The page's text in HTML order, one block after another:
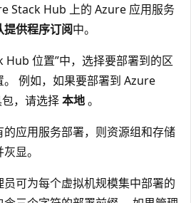
Stack Hub 上的 Azure 应用服务
提供程序订阅中。
Hub 位置”中，选择要部署到的区
。 例如，如果要部署到 Azure
，请选择本地。
应用服务部署，则资源组和存储
显。
可为每个虚拟机规模集中部署的